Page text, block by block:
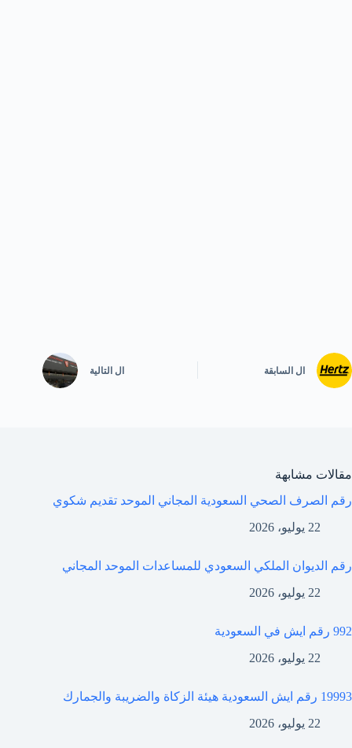
ال السابقة ال التالية
مقالات مشابهة
رقم الصرف الصحي السعودية المجاني الموحد تقديم شكوي
22 يوليو، 2026
رقم الديوان الملكي السعودي للمساعدات الموحد المجاني
22 يوليو، 2026
992 رقم ايش في السعودية
22 يوليو، 2026
19993 رقم ايش السعودية هيئة الزكاة والضريبة والجمارك
22 يوليو، 2026